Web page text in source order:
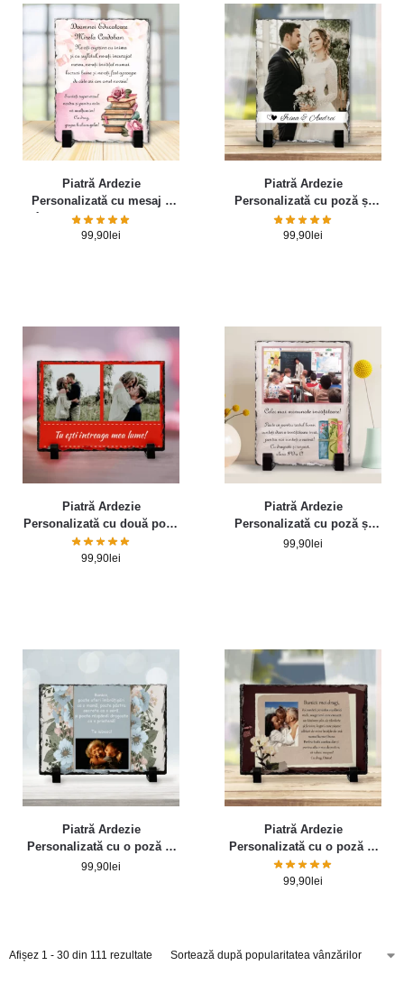
Piatră Ardezie
Personalizată cu mesaj –
Gânduri pentru Educatoare
99,90 lei
Piatră Ardezie
Personalizată cu poză și
nume – Memories
99,90 lei
Piatră Ardezie
Personalizată cu două poze
și text fundal roșu
99,90lei
Piatră Ardezie
Personalizată cu poză și
mesaj – Doamnei
99,90 lei
Piatră Ardezie
Personalizată cu o poză și
text – Mesaj pentru bunica
99,90lei
Piatră Ardezie
Personalizată cu o poză și
mesaj pentru bunici
99,90lei
Afișez 1 - 30 din 111 rezultate